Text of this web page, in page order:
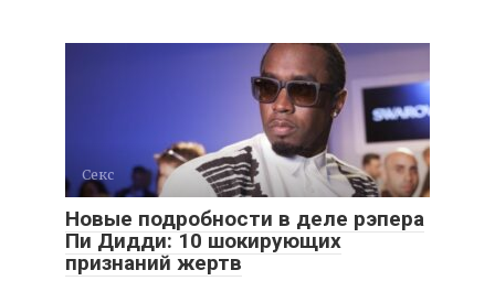
Секс
Новые подробности в деле рэпера
Пи Дидди: 10 шокирующих
признаний жертв